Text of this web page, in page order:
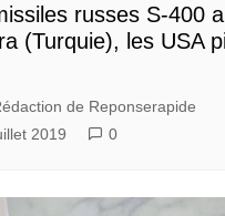
russes S-400
(Turquie), les USA
de Reponserapide
2019
0